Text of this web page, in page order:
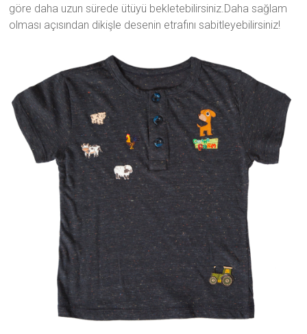
göre daha uzun sürede ütüyü bekletebilirsiniz.Daha sağlam
olması açısından dikişle desenin etrafını sabitleyebilirsiniz!